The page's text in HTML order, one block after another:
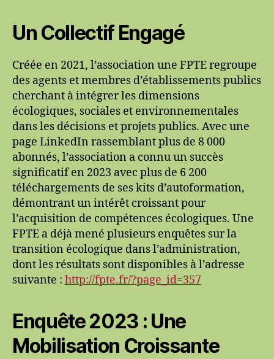
Un Collectif Engagé
Créée en 2021, l’association une FPTE regroupe
des agents et membres d’établissements publics
cherchant à intégrer les dimensions
écologiques, sociales et environnementales
dans les décisions et projets publics. Avec une
page LinkedIn rassemblant plus de 8 000
abonnés, l’association a connu un succès
significatif en 2023 avec plus de 6 200
téléchargements de ses kits d’autoformation,
démontrant un intérêt croissant pour
l’acquisition de compétences écologiques. Une
FPTE a déjà mené plusieurs enquêtes sur la
transition écologique dans l’administration,
dont les résultats sont disponibles à l’adresse
suivante : http://fpte.fr/?page_id=357
Enquête 2023 : Une
Mobilisation Croissante